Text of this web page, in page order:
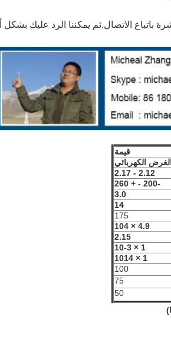
باتباع الاتصال.ثم يمكننا الرد عليك
قيمة
الغرض الكهربائي
2.12 - 2.17
-200 - + 260
3.0
14
175
4.9 × 104
2.15
1 × 10
-3
1 × 10
14
100
75
50